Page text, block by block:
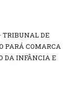
TRIBUNAL DE
PARÁ COMARCA
DA INFÂNCIA E